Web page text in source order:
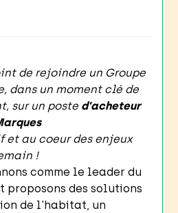
de rejoindre un Groupe
dans un moment clé de
sur un poste d'acheteur
au coeur des enjeux
!
comme le leader du
proposons des solutions
de l'habitat, un